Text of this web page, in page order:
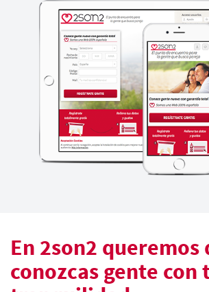
En 2son2 queremos
conozcas gente con